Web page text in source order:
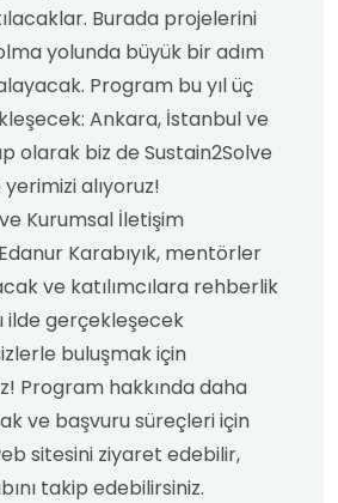
Burada projelerini
yolunda büyük bir adım
Program bu yıl üç
Ankara, İstanbul ve
olarak biz de Sustain2Solve
alıyoruz!
Kurumsal İletişim
Karabıyık, mentörler
ve katılımcılara rehberlik
ilde gerçekleşecek
buluşmak için
Program hakkında daha
ve başvuru süreçleri için
sitesini ziyaret edebilir,
takip edebilirsiniz.